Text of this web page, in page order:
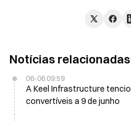
Notícias relacionadas
06-06 09:59
A Keel Infrastructure tenciona
convertíveis a 9 de junho